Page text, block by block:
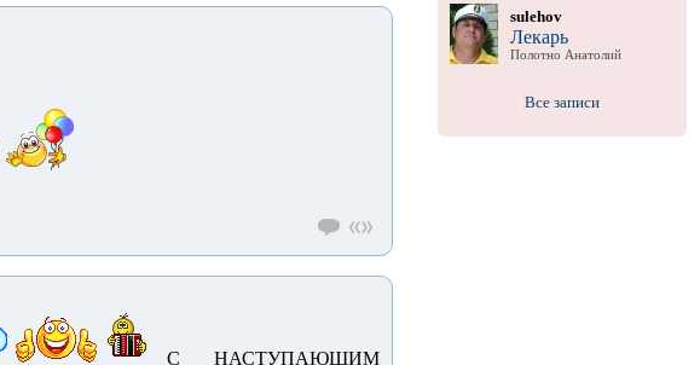
С НАСТУПАЮЩИМ
sulehov
Лекарь
Полотно Анатолий
Все записи